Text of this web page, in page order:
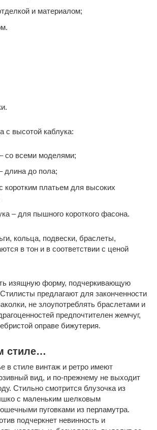
и материалом;
с высотой каблука:
со всеми моделями;
длина до пола;
коротким платьем для высоких
– для пышного короткого фасона.
кольца, подвески, браслеты,
в тон и в соответствии с ценой
изящную форму, подчеркивающую
предлагают для законченности
не злоупотреблять браслетами и
предпочтителен жемчуг,
оправе бижутерия.
стиле…
в стиле винтаж и ретро имеют
вид, и по-прежнему не выходит
Стильно смотрится блузочка из
с маленьким шелковым
пуговками из перламутра.
подчеркнет невинность и